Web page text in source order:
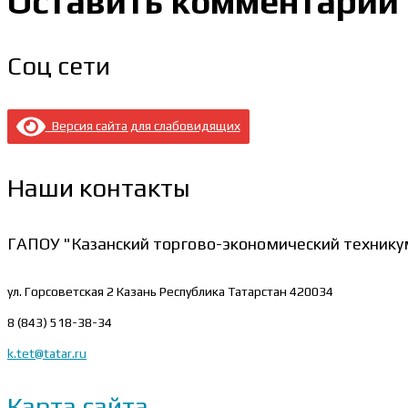
Соц сети
Версия сайта для слабовидящих
Наши контакты
ГАПОУ "Казанский торгово-экономический
ул. Горсоветская 2 Казань Республика Татарстан 420034
8 (843) 518-38-34
k.tet@tatar.ru